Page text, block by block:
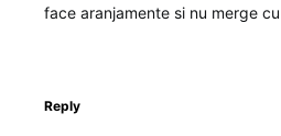
face aranjamente si nu merge
Reply